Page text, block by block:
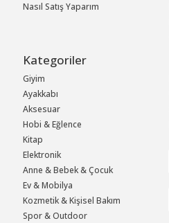
Nasıl Satış Yaparım
Kategoriler
Giyim
Ayakkabı
Aksesuar
Hobi & Eğlence
Kitap
Elektronik
Anne & Bebek & Çocuk
Ev & Mobilya
Kozmetik & Kişisel Bakım
Spor & Outdoor